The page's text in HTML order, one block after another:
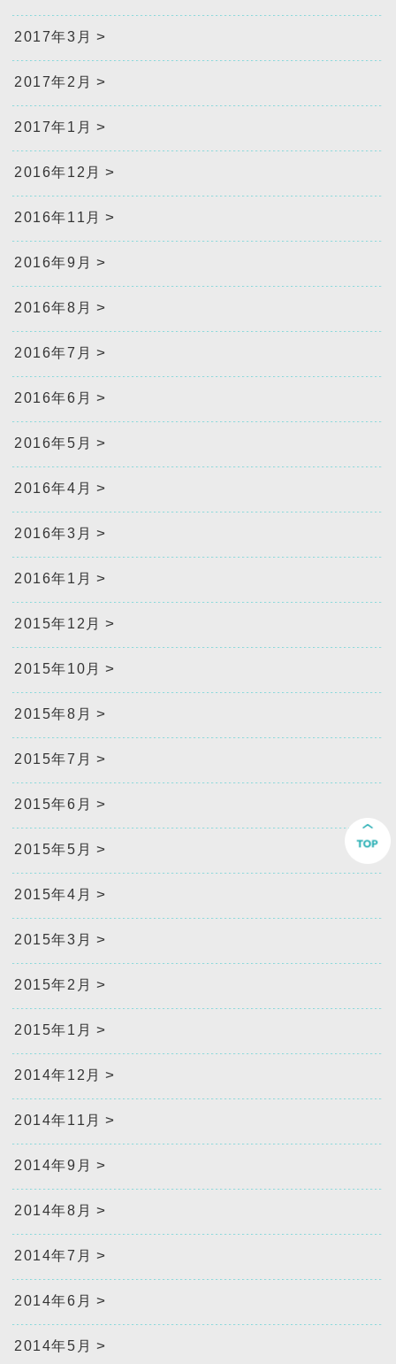
2017年3月
2017年2月
2017年1月
2016年12月
2016年11月
2016年9月
2016年8月
2016年7月
2016年6月
2016年5月
2016年4月
2016年3月
2016年1月
2015年12月
2015年10月
2015年8月
2015年7月
2015年6月
2015年5月
2015年4月
2015年3月
2015年2月
2015年1月
2014年12月
2014年11月
2014年9月
2014年8月
2014年7月
2014年6月
2014年5月